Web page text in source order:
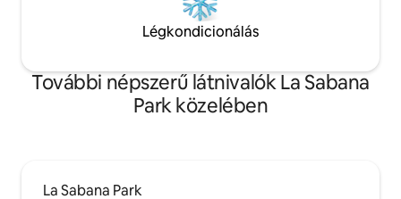
Légkondicionálás
További népszerű látnivalók La Sabana
Park közelében
La Sabana Park